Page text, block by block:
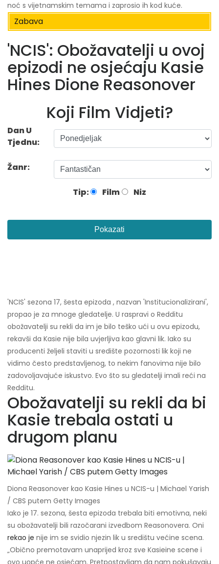
noć s vijetnamskim temama i zaprosio ih kod kuće.
Zabava
'NCIS': Obožavatelji u ovoj
epizodi ne osjećaju Kasie
Hines Dione Reasonover
Koji Film Vidjeti?
Dan U
Tjednu:
Žanr:
Tip: Film Niz
Pokazati
'NCIS' sezona 17, šesta epizoda , nazvan 'Institucionalizirani',
propao je za mnoge gledatelje. U raspravi o Redditu
obožavatelji su rekli da im je bilo teško ući u ovu epizodu,
rekavši da Kasie nije bila uvjerljiva kao glavni lik. Iako su
producenti željeli staviti u središte pozornosti lik koji ne
vidimo često predstavljenog, to nekim fanovima nije bilo
zadovoljavajuće iskustvo. Evo što su gledatelji imali reći na
Redditu.
Obožavatelji su rekli da bi
Kasie trebala ostati u
drugom planu
Diona Reasonover kao Kasie Hines u NCIS-u | Michael Yarish
/ CBS putem Getty Images
Iako je 17. sezona, šesta epizoda trebala biti emotivna, neki
su obožavatelji bili razočarani izvedbom Reasonovera. Oni
rekao je nije im se svidio njezin lik u središtu većine scena.
„Obično premotavam unaprijed kroz sve Kasieine scene i
ovo uopće ne osjećam. Pretpostavljam da nam pokušavaju